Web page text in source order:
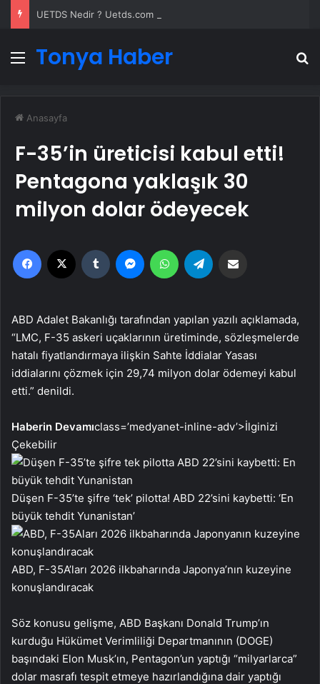
Menü
Tonya Haber
Anasayfa
F-35’in üreticisi kabul etti!
Pentagona yaklaşık 30
milyon dolar ödeyecek
Facebook Tumblr MessengerWhatsApp
ABD Adalet Bakanlığı tarafından yapılan yazılı açıklamada,
“LMC, F-35 askeri uçaklarının üretiminde, sözleşmelerde
hatalı fiyatlandırmaya ilişkin Sahte İddialar Yasası
iddialarını çözmek için 29,74 milyon dolar ödemeyi kabul
etti.” denildi.
Haberin Devamıclass=’medyanet-inline-adv’>İlginizi
Çekebilir
Düşen F-35’te şifre ‘tek’ pilotta! ABD 22’sini kaybetti: ‘En
büyük tehdit Yunanistan’
ABD, F-35A’ları 2026 ilkbaharında Japonya’nın kuzeyine
konuşlandıracak
Söz konusu gelişme, ABD Başkanı Donald Trump’ın
kurduğu Hükümet Verimliliği Departmanının (DOGE)
başındaki Elon Musk’ın, Pentagon’un yaptığı “milyarlarca”
dolar masrafı tespit etmeye hazırlandığına dair yaptığı